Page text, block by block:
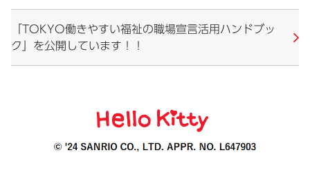
「TOKYO働きやすい福祉の職場宣言活用ハンドブッ
ク」を公開しています！！